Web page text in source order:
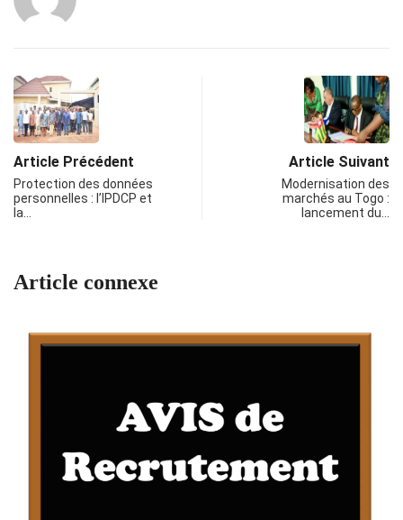
Article Précédent
Protection des données
personnelles : l’IPDCP et
la…
Article Suivant
Modernisation des
marchés au Togo :
lancement du…
Article connexe